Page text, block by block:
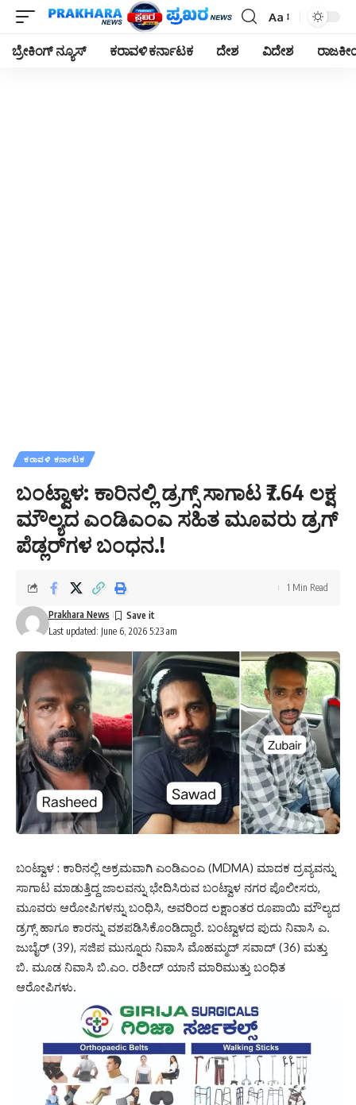
Font
Resizer
Aa
ಬ್ರೇಕಿಂಗ್ ನ್ಯೂಸ್ ಕರಾವಳಿ ಕರ್ನಾಟಕ ದೇಶ ವಿದೇಶ
ಕರಾವಳಿ ಕರ್ನಾಟಕ
ಬಂಟ್ವಾಳ: ಕಾರಿನಲ್ಲಿ ಡ್ರಗ್ಸ್ ಸಾಗಾಟ ₹7.64 ಲಕ್ಷ
ಮೌಲ್ಯದ ಎಂಡಿಎಂಎ ಸಹಿತ ಮೂವರು ಡ್ರಗ್
ಪೆಡ್ಲರ್‌ಗಳ ಬಂಧನ.!
Last updated: June 6, 2026 5:23 am
Prakhara News
1 Min Read
ಬಂಟ್ವಾಳ : ಕಾರಿನಲ್ಲಿ ಅಕ್ರಮವಾಗಿ ಎಂಡಿಎಂಎ (MDMA) ಮಾದಕ ದ್ರವ್ಯವನ್ನು
ಸಾಗಾಟ ಮಾಡುತ್ತಿದ್ದ ಜಾಲವನ್ನು ಭೇದಿಸಿರುವ ಬಂಟ್ವಾಳ ನಗರ ಪೊಲೀಸರು,
ಮೂವರು ಆರೋಪಿಗಳನ್ನು ಬಂಧಿಸಿ, ಅವರಿಂದ ಲಕ್ಷಾಂತರ ರೂಪಾಯಿ ಮೌಲ್ಯದ
ಡ್ರಗ್ಸ್ ಹಾಗೂ ಕಾರನ್ನು ವಶಪಡಿಸಿಕೊಂಡಿದ್ದಾರೆ. ಬಂಟ್ವಾಳದ ಪುದು ನಿವಾಸಿ ಎ.
ಜುಬೈರ್ (39), ಸಜಿಪ ಮುನ್ನೂರು ನಿವಾಸಿ ಮೊಹಮ್ಮದ್ ಸವಾದ್ (36) ಮತ್ತು
ಬಿ. ಮೂಡ ನಿವಾಸಿ ಬಿ.ಎಂ. ರಶೀದ್ ಯಾನೆ ಮಾರಿಮುತ್ತು ಬಂಧಿತ
ಆರೋಪಿಗಳು.